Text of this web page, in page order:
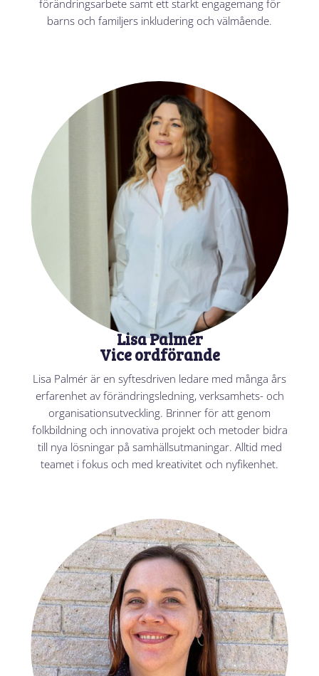
förändringsarbete samt ett starkt engagemang för
barns och familjers inkludering och välmående.
Lisa Palmér
Vice ordförande
Lisa Palmér är en syftesdriven ledare med många års
erfarenhet av förändringsledning, verksamhets- och
organisationsutveckling. Brinner för att genom
folkbildning och innovativa projekt och metoder bidra
till nya lösningar på samhällsutmaningar. Alltid med
teamet i fokus och med kreativitet och nyfikenhet.